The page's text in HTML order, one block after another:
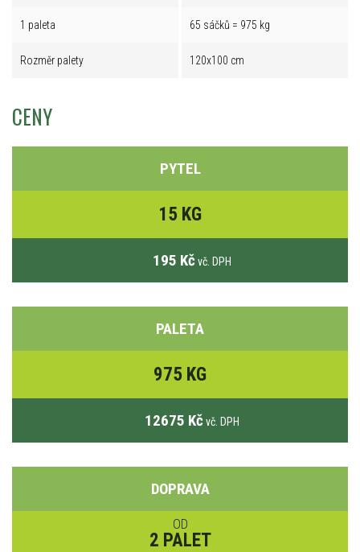
1 paleta 65 sáčků = 975 kg
Rozměr palety 120x100 cm
CENY
PYTEL
15 KG
195 Kč vč. DPH
PALETA
975 KG
12675 Kč vč. DPH
DOPRAVA
OD
2 PALET